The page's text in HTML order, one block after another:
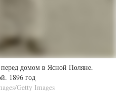
домом в Ясной Поляне.
1896 год
Getty Images